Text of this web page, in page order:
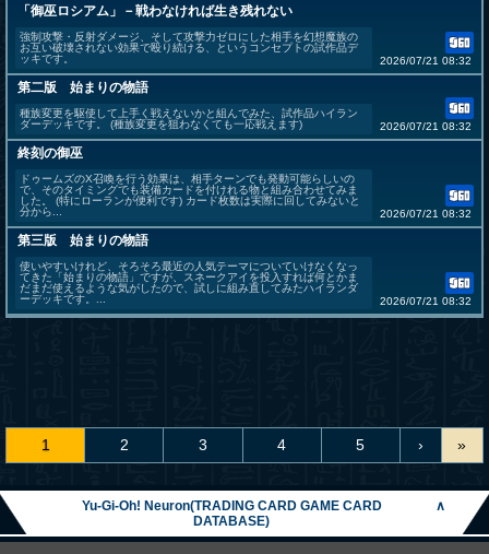
「御巫ロシアム」－戦わなければ生き残れない
強制攻撃・反射ダメージ、そして攻撃力ゼロにした相手を幻想魔族の
お互い破壊されない効果で殴り続ける、というコンセプトの試作品デ
ッキです。
2026/07/21 08:32
第二版 始まりの物語
種族変更を駆使して上手く戦えないかと組んでみた、試作品ハイラン
ダーデッキです。 (種族変更を狙わなくても一応戦えます)
2026/07/21 08:32
終刻の御巫
ドゥームズのX召喚を行う効果は、相手ターンでも発動可能らしいの
で、そのタイミングでも装備カードを付けれる物と組み合わせてみま
した。 (特にローランが便利です) カード枚数は実際に回してみないと
分から...
2026/07/21 08:32
第三版 始まりの物語
使いやすいけれど、そろそろ最近の人気テーマについていけなくなっ
てきた「始まりの物語」ですが、スネークアイを投入すれば何とかま
だまだ使えるような気がしたので、試しに組み直してみたハイランダ
ーデッキです。...
2026/07/21 08:32
1 2 3 4 5 › »
Yu-Gi-Oh! Neuron(TRADING CARD GAME CARD
DATABASE)
∧